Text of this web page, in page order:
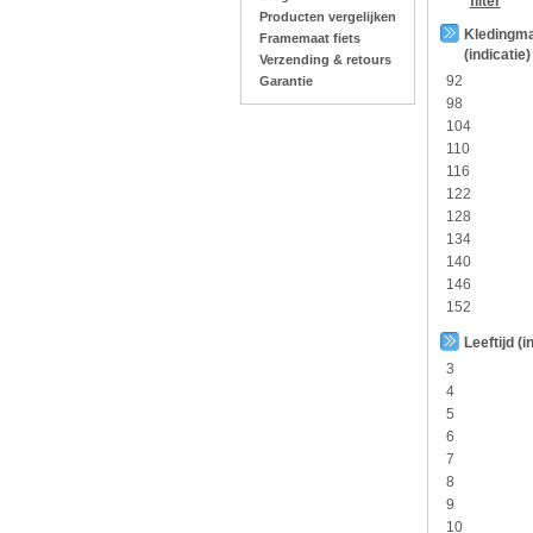
Producten vergelijken
Framemaat fiets
Verzending & retours
Garantie
(indicatie)
92
98
104
110
116
122
128
134
140
146
152
Leeftijd
3
4
5
6
7
8
9
10